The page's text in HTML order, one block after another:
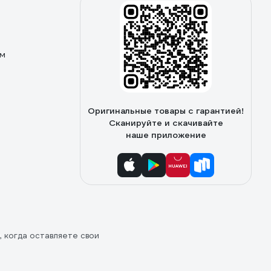
Оригинальные товары с гарантией!
Сканируйте и скачивайте
наше приложение
когда оставляете свои